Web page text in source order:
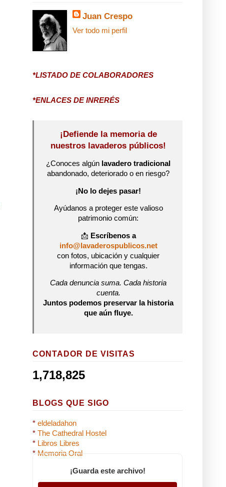
Juan Crespo
Ver todo mi perfil
*LISTADO DE COLABORADORES
*ENLACES DE INRERÉS
¡Defiende la memoria de
nuestros lavaderos públicos!
¿Conoces algún lavadero tradicional
abandonado, deteriorado o en riesgo?
¡No lo dejes pasar!
Ayúdanos a proteger este valioso
patrimonio común:
📩 Escríbenos a
info@lavaderospublicos.net
con fotos, ubicación y cualquier
información que tengas.
Cada denuncia suma. Cada historia
cuenta.
Juntos podemos preservar la historia
que aún fluye.
CONTADOR DE VISITAS
1,718,825
BLOGS QUE SIGO
* eldeladahon
* The Cathedral Hostel
* Libros Libres
* Memoria Oral
¡Guarda este archivo!